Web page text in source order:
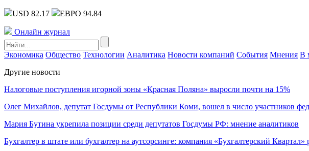
USD 82.17 ЕВРО 94.84
Онлайн журнал
Экономика Общество Технологии Аналитика Новости компаний События Мнения В
Другие новости
Налоговые поступления игорной зоны «Красная Поляна» выросли почти на 15%
Олег Михайлов, депутат Госдумы от Республики Коми, вошел в число участников
Мария Бутина укрепила позиции среди депутатов Госдумы РФ: мнение аналитиков
Бухгалтер в штате или бухгалтер на аутсорсинге: компания «Бухгалтерский Квартал»